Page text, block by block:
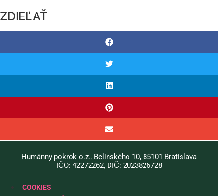
ZDIEĽAŤ
Humánny pokrok o.z., Belinského 10, 85101 Bratislava
IČO: 42272262, DIČ: 2023826728
COOKIES